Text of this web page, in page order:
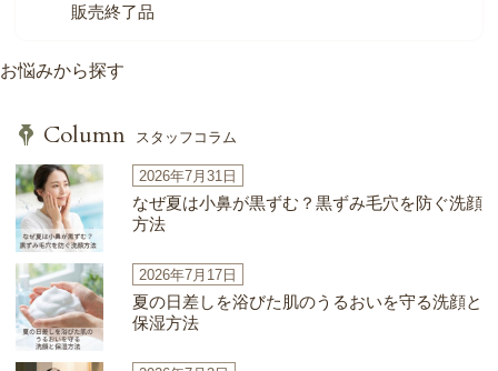
販売終了品
お悩みから探す
Column スタッフコラム
2026年7月31日
なぜ夏は小鼻が黒ずむ？黒ずみ毛穴を防ぐ洗顔
方法
2026年7月17日
夏の日差しを浴びた肌のうるおいを守る洗顔と
保湿方法